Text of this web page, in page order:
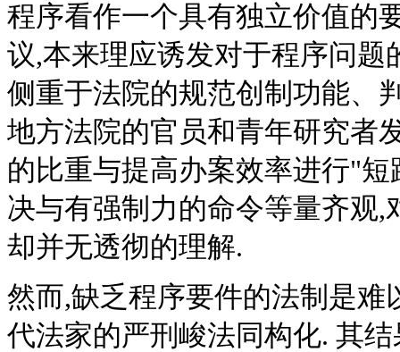
程序看作一个具有独立价值的
议,本来理应诱发对于程序问题
侧重于法院的规范创制功能、
地方法院的官员和青年研究者
的比重与提高办案效率进行"
决与有强制力的命令等量齐观
却并无透彻的理解.
然而,缺乏程序要件的法制是
代法家的严刑峻法同构化. 其